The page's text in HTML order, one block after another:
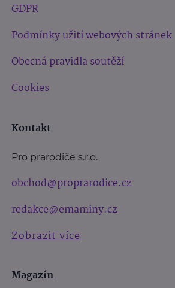
GDPR
Podmínky užití webových stránek
Obecná pravidla soutěží
Cookies
Kontakt
Pro prarodiče s.r.o.
obchod@proprarodice.cz
redakce@emaminy.cz
Zobrazit více
Magazín